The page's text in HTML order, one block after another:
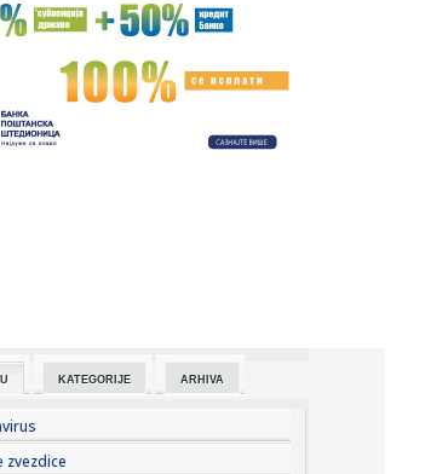
u Nemačkoj: Sudarila se dva tramvaja, više od 25
prodaje pilića do letovanja na jahti: Novi prizori Bojane
proizvođač robota procenjen na više od devet
veliki posao Real Madrida – rešena sudbina
Senke nad "listom"
KATEGORIJE ARHIVA
zvezdice